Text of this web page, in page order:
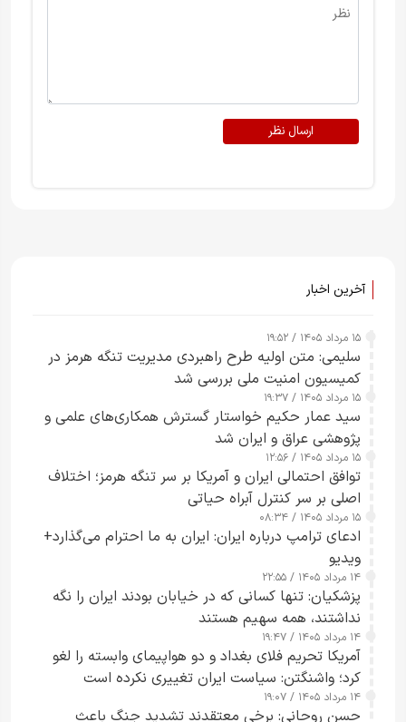
ارسال نظر
آخرین اخبار
۱۵ مرداد ۱۴۰۵ / ۱۹:۵۲
سلیمی: متن اولیه طرح راهبردی مدیریت تنگه هرمز در
کمیسیون امنیت ملی بررسی شد
۱۵ مرداد ۱۴۰۵ / ۱۹:۳۷
سید عمار حکیم خواستار گسترش همکاری‌های علمی و
پژوهشی عراق و ایران شد
۱۵ مرداد ۱۴۰۵ / ۱۲:۵۶
توافق احتمالی ایران و آمریکا بر سر تنگه هرمز؛ اختلاف
اصلی بر سر کنترل آبراه حیاتی
۱۵ مرداد ۱۴۰۵ / ۰۸:۳۴
ادعای ترامپ درباره ایران: ایران به ما احترام می‌گذارد+
ویدیو
۱۴ مرداد ۱۴۰۵ / ۲۲:۵۵
پزشکیان: تنها کسانی که در خیابان بودند ایران را نگه
نداشتند، همه سهیم هستند
۱۴ مرداد ۱۴۰۵ / ۱۹:۴۷
آمریکا تحریم فلای بغداد و دو هواپیمای وابسته را لغو
کرد؛ واشنگتن: سیاست ایران تغییری نکرده است
۱۴ مرداد ۱۴۰۵ / ۱۹:۰۷
حسن روحانی: برخی معتقدند تشدید جنگ باعث